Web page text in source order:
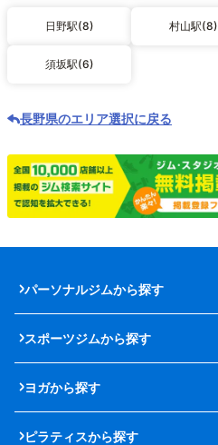
日野駅(8) 村山駅(8)
須坂駅(6)
長野県のエリア選択に戻る
パーソナルジムから探す
スポーツジムから探す
ヨガから探す
ピラティスから探す